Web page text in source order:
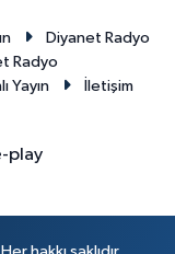
Diyanet Radyo
Radyo
Yayın
İletişim